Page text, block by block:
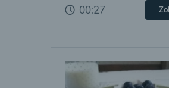
00:27